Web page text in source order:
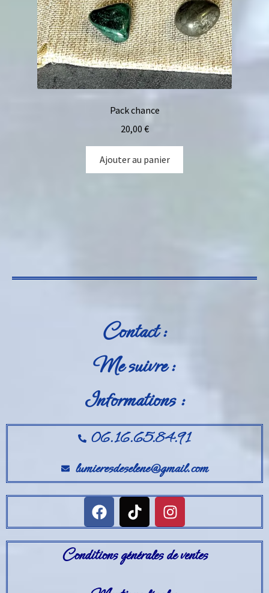
Pack chance
20,00 €
Ajouter au panier
Contact :
Me suivre :
Informations :
06.16.65.84.91
lumieresdeselene@gmail.com
Conditions générales de ventes